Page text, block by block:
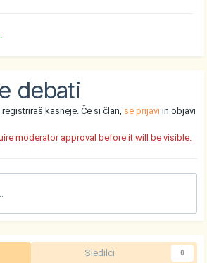
debati
kasneje. Če si član, se prijavi in objavi
moderator approval before it will be visible.
Sledilci 0